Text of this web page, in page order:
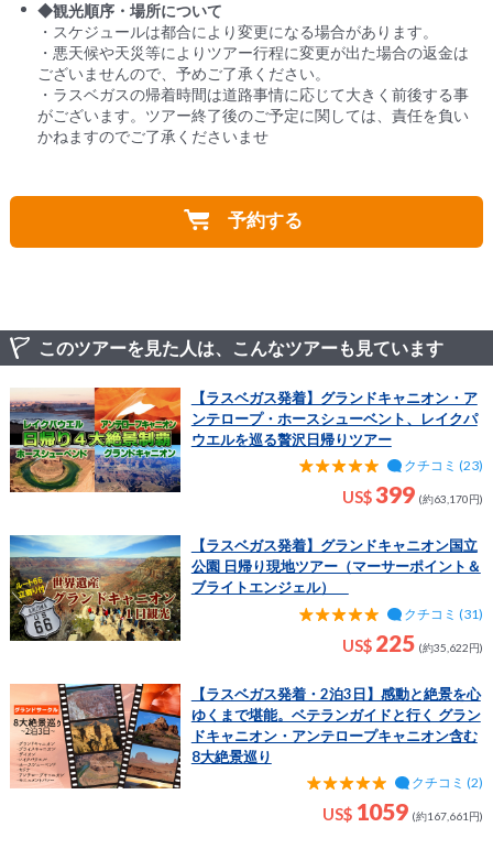
◆観光順序・場所について
・スケジュールは都合により変更になる場合があります。
・悪天候や天災等によりツアー行程に変更が出た場合の返金は
ございませんので、予めご了承ください。
・ラスベガスの帰着時間は道路事情に応じて大きく前後する事
がございます。ツアー終了後のご予定に関しては、責任を負い
かねますのでご了承くださいませ
予約する
このツアーを見た人は、こんなツアーも見ています
【ラスベガス発着】グランドキャニオン・ア
ンテロープ・ホースシューベント、レイクパ
ウエルを巡る贅沢日帰りツアー
クチコミ (23)
US$399 (約63,170円)
【ラスベガス発着】グランドキャニオン国立
公園 日帰り現地ツアー（マーサーポイント＆
ブライトエンジェル）
クチコミ (31)
US$ 225 (約35,622円)
【ラスベガス発着・2泊3日】感動と絶景を心
ゆくまで堪能。ベテランガイドと行く グラン
ドキャニオン・アンテロープキャニオン含む
8大絶景巡り
クチコミ (2)
US$ 1059 (約167,661円)